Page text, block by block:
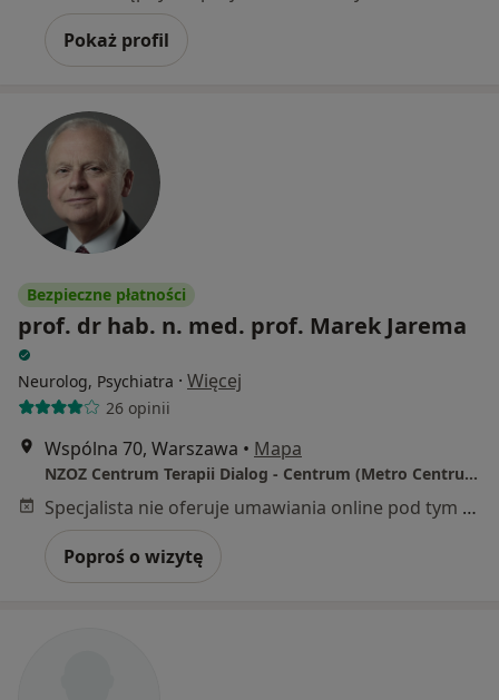
Pokaż profil
Bezpieczne płatności
prof. dr hab. n. med. prof. Marek Jarema
Neurolog, Psychiatra · Więcej
26 opinii
Wspólna 70, Warszawa • Mapa
NZOZ Centrum Terapii Dialog - Centrum (Metro Centrum)
Specjalista nie oferuje umawiania online pod tym adresem.
Poproś o wizytę